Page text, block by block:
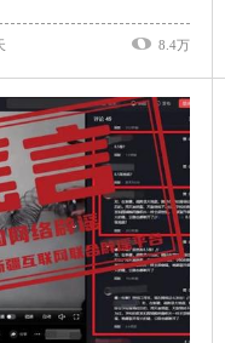
8.4万